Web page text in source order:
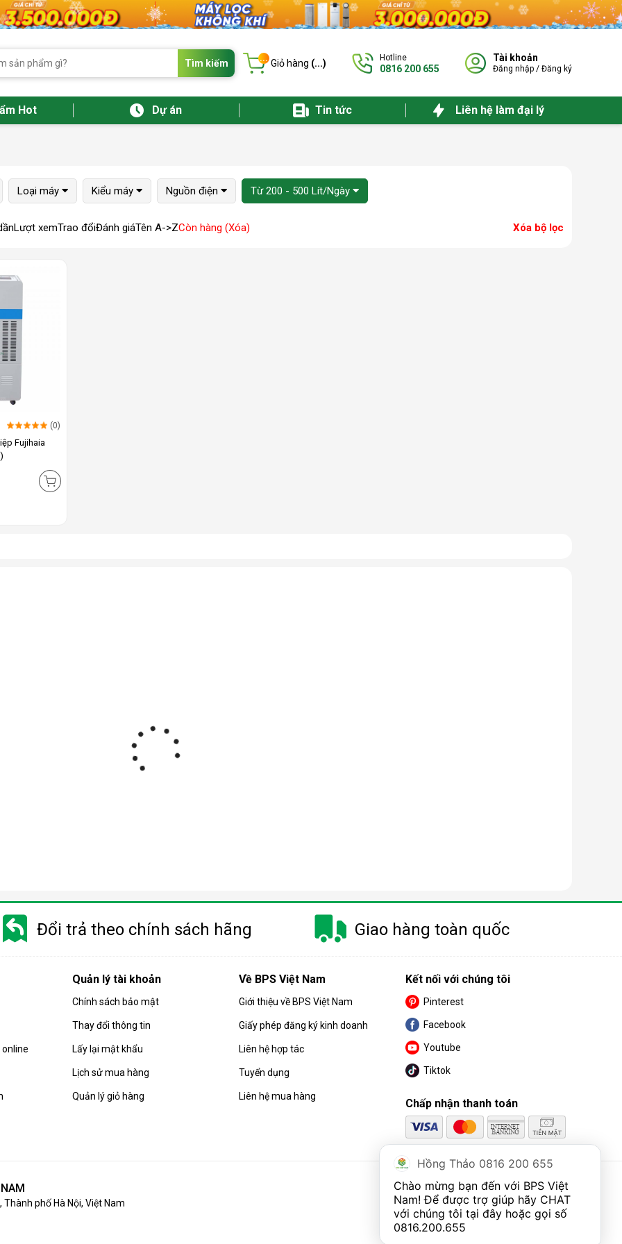
Tìm kiếm ... Giỏ hàng (...) Hotline
0816 200 655
Tài khoản
Đăng nhập / Đăng ký
Hot Dự án Tin tức Liên hệ làm đại lý
Loại máy Kiểu máy Nguồn điện Từ 200 - 500 Lít/Ngày
Lượt xemTrao đổiĐánh giáTên A->ZCòn hàng (Xóa) Xóa bộ lọc
(0)
Fujihaia
Đổi trả theo chính sách hãng Giao hàng toàn quốc
Quản lý tài khoản
Chính sách bảo mật
Thay đổi thông tin
Lấy lại mật khẩu
Lịch sử mua hàng
Quản lý giỏ hàng
Về BPS Việt Nam
Giới thiệu về BPS Việt Nam
Giấy phép đăng ký kinh doanh
Liên hệ hợp tác
Tuyển dụng
Liên hệ mua hàng
Kết nối với chúng tôi
Pinterest
Facebook
Youtube
Tiktok
Chấp nhận thanh toán
phố Hà Nội, Việt Nam
Hồng Thảo 0816 200 655
Chào mừng bạn đến với BPS Việt
Nam! Để được trợ giúp hãy CHAT
0816.200.655